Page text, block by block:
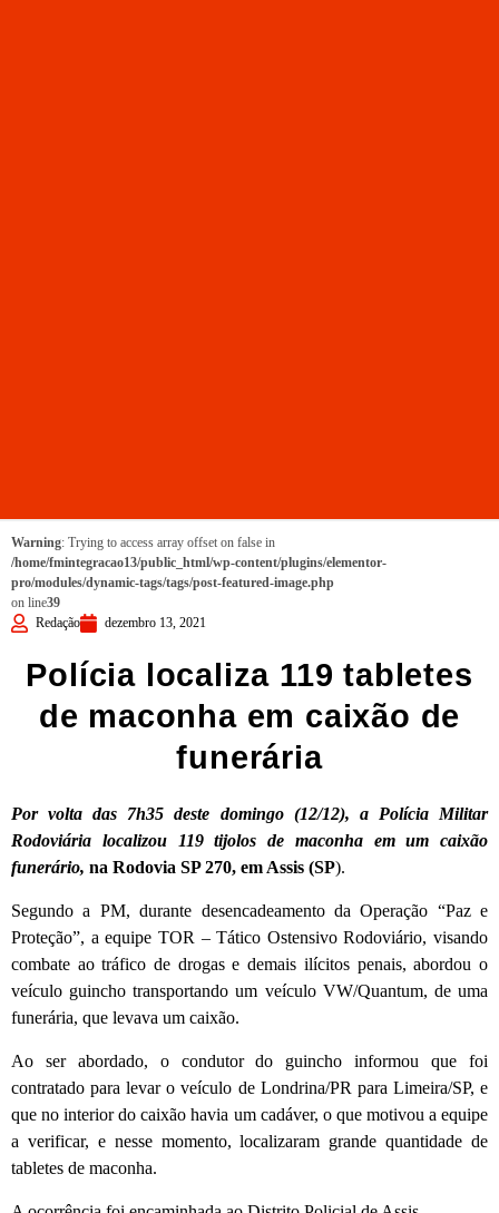
Warning: Trying to access array offset on false in
/home/fmintegracao13/public_html/wp-content/plugins/elementor-
pro/modules/dynamic-tags/tags/post-featured-image.php
on line39
Redação
dezembro 13, 2021
Polícia localiza 119 tabletes
de maconha em caixão de
funerária
Por volta das 7h35 deste domingo (12/12), a Polícia Militar
Rodoviária localizou 119 tijolos de maconha em um caixão
funerário, na Rodovia SP 270, em Assis (SP).
Segundo a PM, durante desencadeamento da Operação “Paz e
Proteção”, a equipe TOR – Tático Ostensivo Rodoviário, visando
combate ao tráfico de drogas e demais ilícitos penais, abordou o
veículo guincho transportando um veículo VW/Quantum, de uma
funerária, que levava um caixão.
Ao ser abordado, o condutor do guincho informou que foi
contratado para levar o veículo de Londrina/PR para Limeira/SP, e
que no interior do caixão havia um cadáver, o que motivou a equipe
a verificar, e nesse momento, localizaram grande quantidade de
tabletes de maconha.